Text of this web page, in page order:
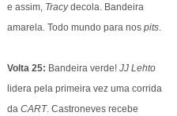
e assim, Tracydecola. Bandeira
amarela. Todo mundo para nos pits.
Volta 25: Bandeira verde! JJ Lehto
lidera pela primeira vez uma corrida
da CART. Castroneves recebe